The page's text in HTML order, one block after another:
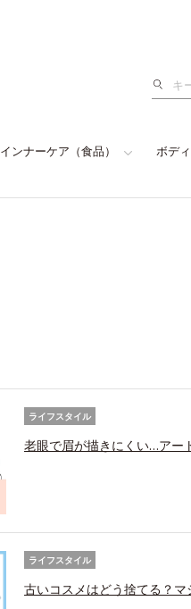
検
インナーケア（食品） ボデ
ライフスタイル
老眼で眉が描きにくい…アー
ライフスタイル
古いコスメはどう捨てる？マ